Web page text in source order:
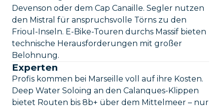
Devenson oder dem Cap Canaille. Segler nutzen
den Mistral für anspruchsvolle Törns zu den
Frioul-Inseln. E-Bike-Touren durchs Massif bieten
technische Herausforderungen mit großer
Belohnung.
Experten
Profis kommen bei Marseille voll auf ihre Kosten.
Deep Water Soloing an den Calanques-Klippen
bietet Routen bis 8b+ über dem Mittelmeer – nur